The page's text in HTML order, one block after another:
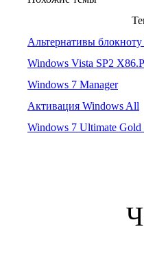
Альтернативы
Windows Vista SP2
Windows 7 Manager
Активация Windows All
Windows 7 Ultimate